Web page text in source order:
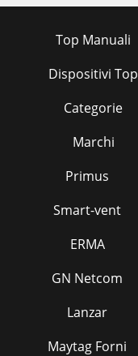
Top Manuali
Dispositivi Top
Categorie
Marchi
Primus
Smart-vent
ERMA
GN Netcom
Lanzar
Maytag Forni